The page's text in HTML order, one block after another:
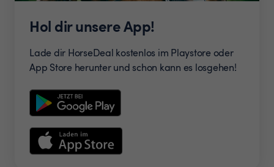
Hol dir unsere App!
Lade dir HorseDeal kostenlos im Playstore oder
App Store herunter und schon kann es losgehen!